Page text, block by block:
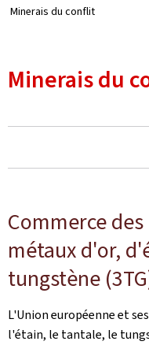
Minerais du conflit
Minerais du
Commerce
métaux d'or,
tungstène
L'Union européenne et
l'étain, le tantale, le